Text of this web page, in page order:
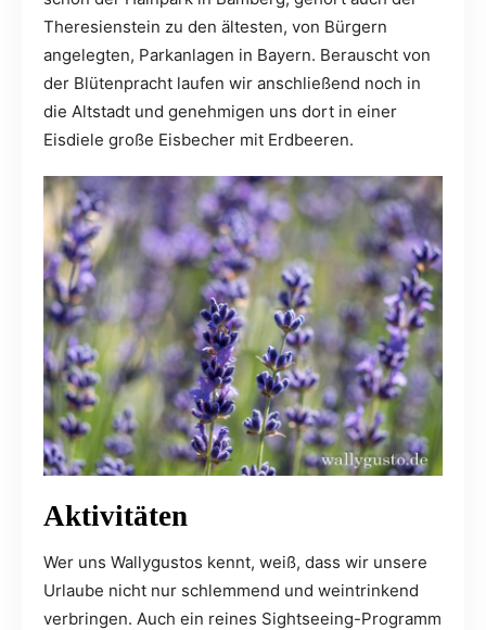
Theresienstein zu den ältesten, von Bürgern
angelegten, Parkanlagen in Bayern. Berauscht von
der Blütenpracht laufen wir anschließend noch in
die Altstadt und genehmigen uns dort in einer
Eisdiele große Eisbecher mit Erdbeeren.
Aktivitäten
Wer uns Wallygustos kennt, weiß, dass wir unsere
Urlaube nicht nur schlemmend und weintrinkend
verbringen. Auch ein reines Sightseeing-Programm